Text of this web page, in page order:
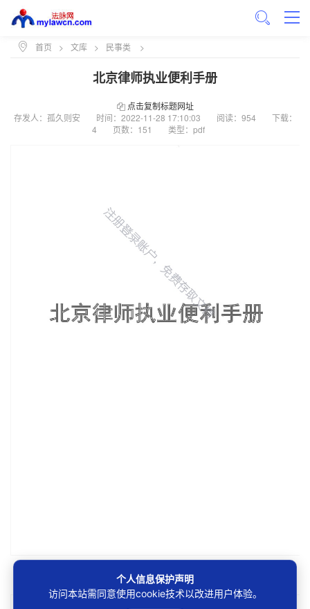
首页 > 文库 > 民事类 >
北京律师执业便利手册
点击复制标题网址
存发人：孤久则安
时间： 2022-11-28 17:10:03 阅读：954
下载：
4
页数：151 类型：pdf
个人信息保护声明
访问本站需同意使用cookie技术以改进用户体验。